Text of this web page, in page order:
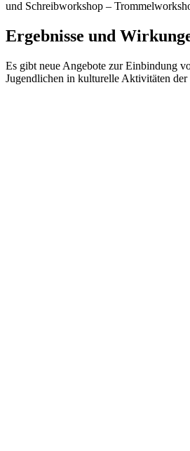
und Schreibworkshop –
Ergebnisse und
Es gibt neue Angebote zur Einbindung
Jugendlichen in kulturelle Aktivitäten der